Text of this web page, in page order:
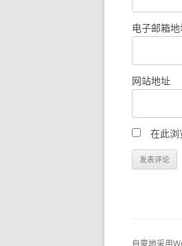
电子邮箱
网站地址
在此浏
自豪地采用